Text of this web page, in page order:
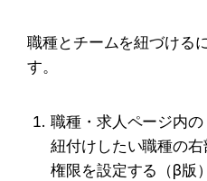
職種とチームを紐づける
す。
職種・求人ページ内
紐付けしたい職種の
権限を設定する（β版